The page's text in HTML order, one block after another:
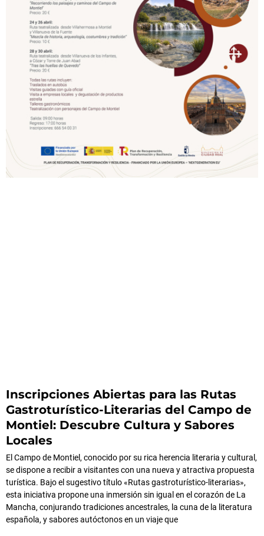
Inscripciones Abiertas para las Rutas
Gastroturístico-Literarias del Campo de
Montiel: Descubre Cultura y Sabores
Locales
El Campo de Montiel, conocido por su rica herencia literaria y cultural,
se dispone a recibir a visitantes con una nueva y atractiva propuesta
turística. Bajo el sugestivo título «Rutas gastroturístico-literarias»,
esta iniciativa propone una inmersión sin igual en el corazón de La
Mancha, conjurando tradiciones ancestrales, la cuna de la literatura
española, y sabores autóctonos en un viaje que